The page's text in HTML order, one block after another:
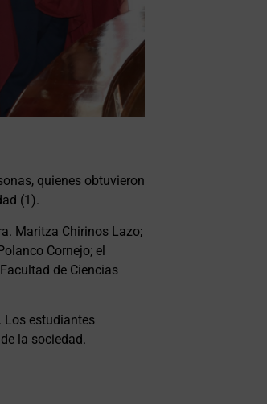
quienes obtuvieron
(1).
Maritza Chirinos Lazo;
Cornejo; el
de Ciencias
Los estudiantes
la sociedad.